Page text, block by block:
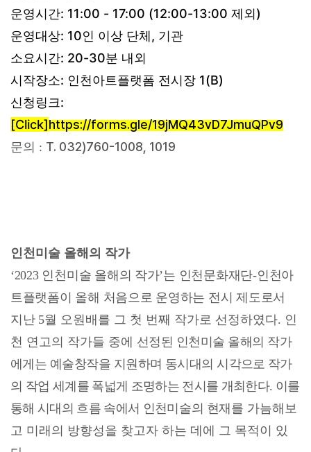
운영시간: 11:00 - 17:00 (12:00-13:00 제외)
운영대상: 10인 이상 단체, 기관
소요시간: 20-30분 내외
시작장소: 인천아트플랫폼 전시장 1(B)
신청링크:
[Click]https://forms.gle/19jMQ43vD7JmuQPv9
문의 : T. 032)760-1008, 1019
인천미술 올해의 작가
‘2023 인천미술 올해의 작가’는 인천문화재단-인천아
트플랫폼이 올해 처음으로 운영하는 전시 제도로서
지난 5월 오원배를 그 첫 번째 작가로 선정하였다. 인
천 연고의 작가들 중에 선정된 인천미술 올해의 작가
에게는 예술창작을 지원하며 동시대의 시각으로 작가
의 작업 세계를 폭넓게 조명하는 전시를 개최한다. 이를
통해 시대의 흐름 속에서 인천미술의 현재를 가늠해보
고 미래의 방향성을 찾고자 하는 데에 그 목적이 있